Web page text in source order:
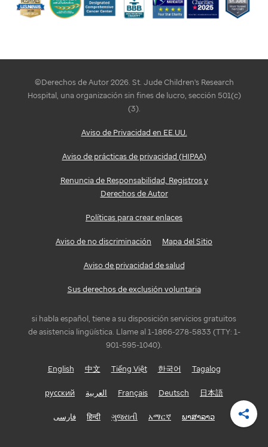
©Derechos de Autor 2026. St. Jude Children's Research
Hospital, una organización sin fines de lucro, sección 501(c)
(3).
Aviso de Privacidad en EE.UU.
Aviso de prácticas de privacidad (HIPAA)
Renuncia de Responsabilidad, Registros y
Derechos de Autor
Políticas para crear enlaces
Aviso de no discriminación Mapa del Sitio
Aviso de privacidad de salud
Sus derechos de exclusión voluntaria
si habla español, tiene a su disposición servicios gratuitos
de asistencia lingüística. Llame al 1-1866-278-5833 (TTY: 1-
901-595-1040).
English 中文 Tiếng Việt 한국어 Tagalog
русский العربية Français Deutsch 日本語
فارسی हिन्दी ગુજરાતી አማርኛ ພາສາລາວ